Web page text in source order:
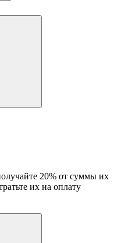
20% от суммы их
их на оплату